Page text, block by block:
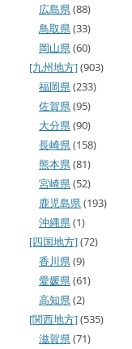
広島県(88)
鳥取県(33)
岡山県(60)
[九州地方](903)
福岡県(233)
佐賀県(95)
大分県(90)
長崎県(158)
熊本県(81)
宮崎県(52)
鹿児島県(193)
沖縄県(1)
[四国地方](72)
香川県(9)
愛媛県(61)
高知県(2)
[関西地方](535)
滋賀県(71)